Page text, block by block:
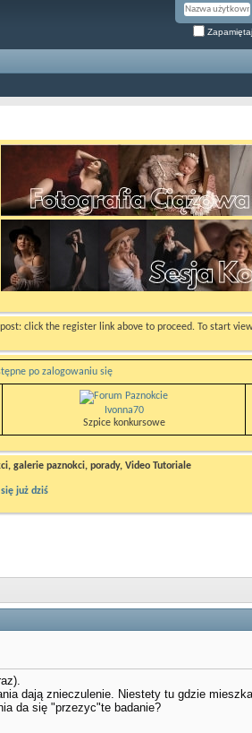
click the register link above to proceed. To start
po zalogowaniu się
Ivonna70
Szpice konkursowe
galerie paznokci, porady, Video Tutoriale
już dziś
dają znieczulenie. Niestety tu gdzie
da się "przezyc"te badanie?